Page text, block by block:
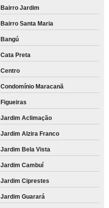
Bairro Jardim
Bairro Santa Maria
Bangú
Cata Preta
Centro
Condomínio Maracanã
Figueiras
Jardim Aclimação
Jardim Alzira Franco
Jardim Bela Vista
Jardim Cambuí
Jardim Ciprestes
Jardim Guarará